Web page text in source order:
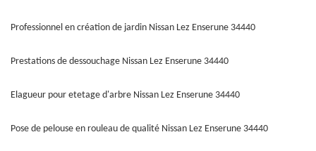
Professionnel en création de jardin Nissan Lez Enserune 34440
Prestations de dessouchage Nissan Lez Enserune 34440
Elagueur pour etetage d'arbre Nissan Lez Enserune 34440
Pose de pelouse en rouleau de qualité Nissan Lez Enserune 34440